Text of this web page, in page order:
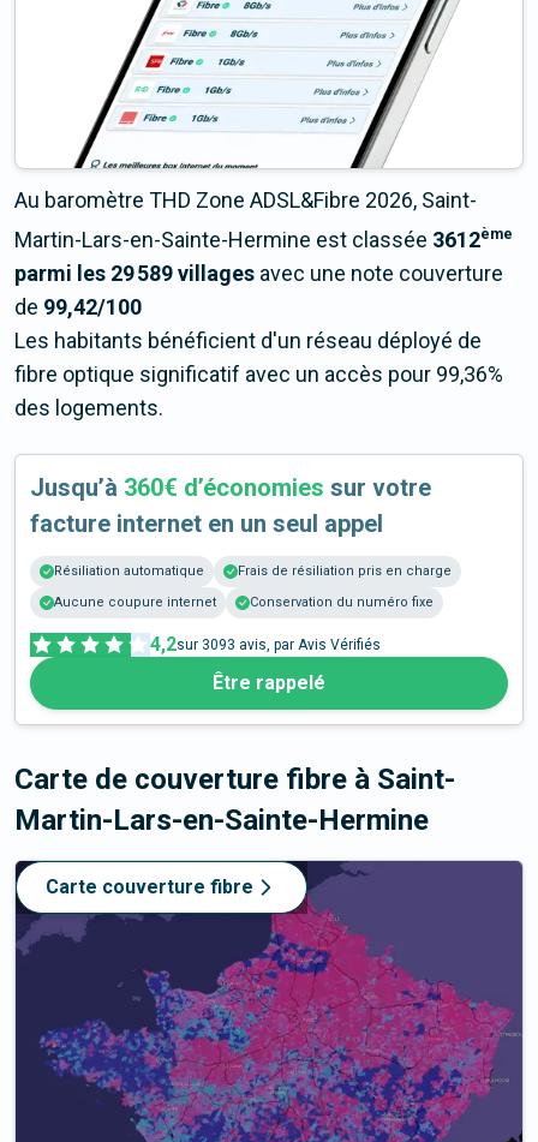
Au baromètre THD Zone ADSL&Fibre 2026, Saint-
Martin-Lars-en-Sainte-Hermine est classée 3612ème
parmi les 29 589 villages avec une note couverture
de 99,42/100
Les habitants bénéficient d'un réseau déployé de
fibre optique significatif avec un accès pour 99,36%
des logements.
Jusqu’à 360€ d’économies sur votre
facture internet en un seul appel
Résiliation automatique
Frais de résiliation pris en charge
Aucune coupure internet
Conservation du numéro fixe
4,2sur 3093 avis, par Avis Vérifiés
Être rappelé
Carte de couverture fibre à Saint-
Martin-Lars-en-Sainte-Hermine
Carte couverture fibre